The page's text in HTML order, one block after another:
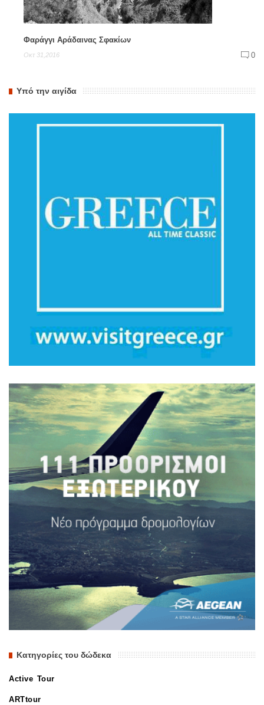
Φαράγγι Αράδαινας Σφακίων
Οκτ 31,2016 0
Υπό την αιγίδα
Κατηγορίες του δώδεκα
Active Tour
ARTtour